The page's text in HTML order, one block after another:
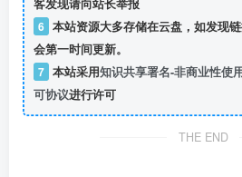
6 本站资源大多存储在云盘，如发现
会第一时间更新。
7 本站采用知识共享署名-非商业性使
可协议进行许可
THE END